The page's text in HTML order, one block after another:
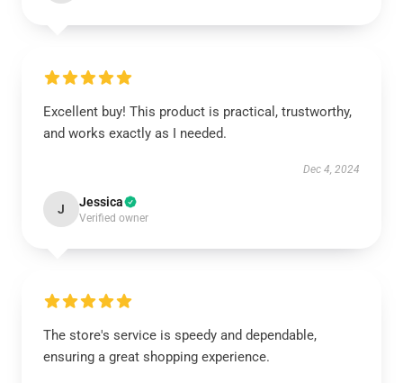
Excellent buy! This product is practical, trustworthy,
and works exactly as I needed.
Dec 4, 2024
J Jessica
Verified owner
The store's service is speedy and dependable,
ensuring a great shopping experience.